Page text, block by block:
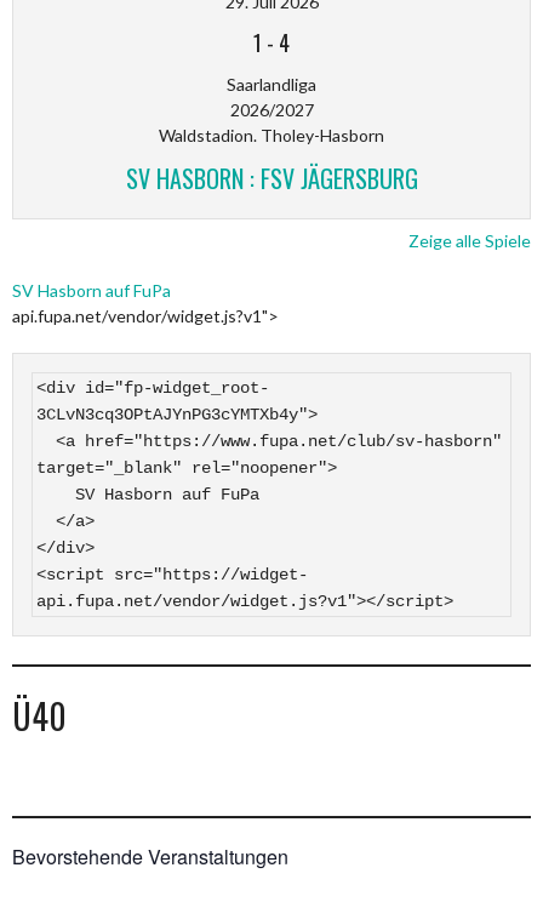
1 - 4
Saarlandliga
2026/2027
Waldstadion. Tholey-Hasborn
SV HASBORN : FSV JÄGERSBURG
Zeige alle Spiele
SV Hasborn auf FuPa
api.fupa.net/vendor/widget.js?v1">
<div id="fp-widget_root-
3CLvN3cq3OPtAJYnPG3cYMTXb4y">
target="_blank" rel="noopener">
</div>
<script src="https://widget-
api.fupa.net/vendor/widget.js?v1"></script>
Ü40
Bevorstehende Veranstaltungen